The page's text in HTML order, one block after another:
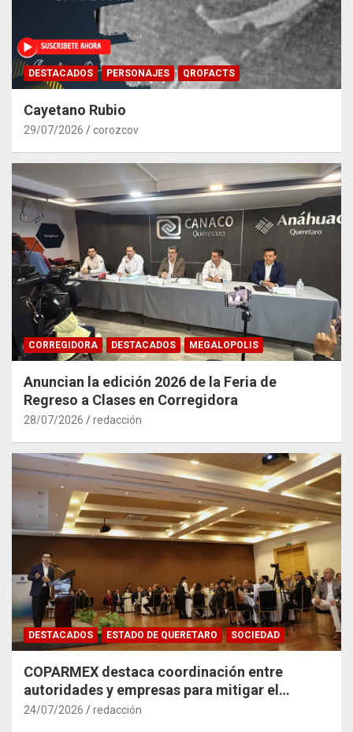
DESTACADOS PERSONAJES QROFACTS
Cayetano Rubio
29/07/2026 corozcov
CORREGIDORA DESTACADOS MEGALOPOLIS
Anuncian la edición 2026 de la Feria de
Regreso a Clases en Corregidora
28/07/2026 redacción
DESTACADOS ESTADO DE QUERETARO SOCIEDAD
COPARMEX destaca coordinación entre
autoridades y empresas para mitigar el
impacto del Tren México–Querétaro
24/07/2026 redacción